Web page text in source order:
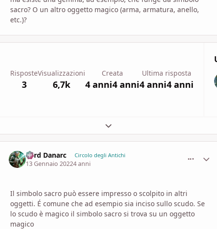
sacro? O un altro oggetto magico (arma, armatura, anello,
etc.)?
Risposte
3
Visualizzazioni
6,7k
Creata
4 anni4 anni
Ultima risposta
4 anni4 anni
Espandi panoramica del topic
Lord Danarc Circolo degli Antichi
13 Gennaio 20224 anni
Il simbolo sacro può essere impresso o scolpito in altri
oggetti. É comune che ad esempio sia inciso sullo scudo. Se
lo scudo è magico il simbolo sacro si trova su un oggetto
magico